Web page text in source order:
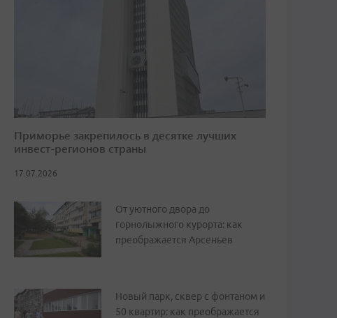
Приморье закрепилось в десятке лучших
инвест-регионов страны
17.07.2026
От уютного двора до
горнолыжного курорта: как
преображается Арсеньев
Новый парк, сквер с фонтаном и
50 квартир: как преображается